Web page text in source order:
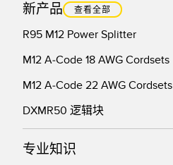
新产品 查看全部
R95 M12 Power Splitter
M12 A-Code 18 AWG Cordsets
M12 A-Code 22 AWG Cordsets
DXMR50 逻辑块
专业知识